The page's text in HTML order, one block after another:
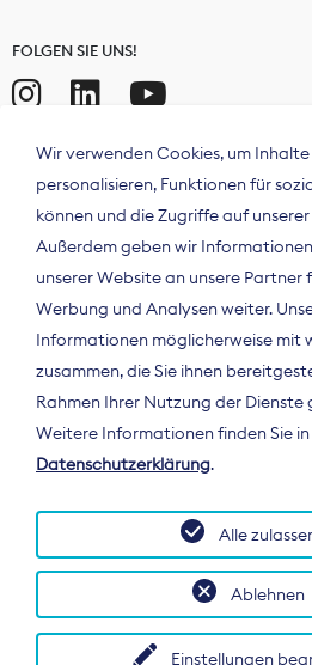
FOLGEN SIE UNS!
Der Bundesverband
Zeitungsverleger (BDZV)
Spitzenorganisation die
Deutschland und auf EU-
Wir verwenden Cookies, um
personalisieren, Funktionen für
können und die Zugriffe auf
Außerdem geben wir
unserer Website an unsere Partner
Werbung und Analysen weiter.
Informationen möglicherweise mit
zusammen, die Sie ihnen
Rahmen Ihrer Nutzung der Dienste
Weitere Informationen finden Sie
Datenschutzerklärung.
Einstellungen
Ablehnen
Alle